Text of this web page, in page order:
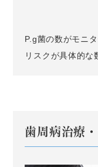
P.g菌の数がモニ
リスクが具体的な
歯周病治療